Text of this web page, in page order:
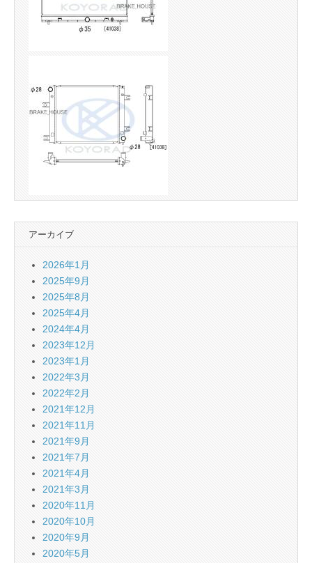
アーカイブ
2026年1月
2025年9月
2025年8月
2025年4月
2024年4月
2023年12月
2023年1月
2022年3月
2022年2月
2021年12月
2021年11月
2021年9月
2021年7月
2021年4月
2021年3月
2020年11月
2020年10月
2020年9月
2020年5月